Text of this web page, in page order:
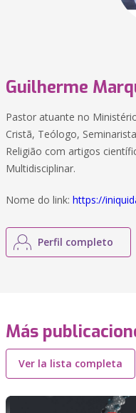
Guilherme
Pastor atuante no
Cristã, Teólogo,
Religião com artigos
Multidisciplinar.
Nome do link: https://
Perfil completo
Más
Ver la lista completa